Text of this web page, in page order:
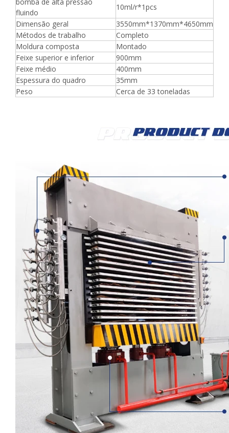
fluindo
10ml/r*1pcs
Dimensão geral
3550mm*1370mm*4650mm
Métodos de trabalho
Completo
Moldura composta
Montado
Feixe superior e inferior
900mm
Feixe médio
400mm
Espessura do quadro
35mm
Peso
Cerca de 33 toneladas